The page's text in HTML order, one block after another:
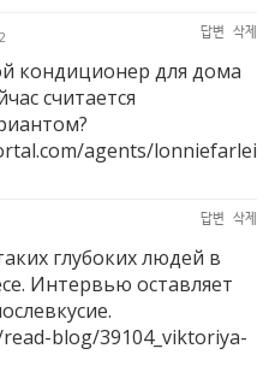
답변 삭제
кондиционер для дома
считается
agents/lonniefarlei
답변 삭제
глубоких людей в
Интервью оставляет
blog/39104_viktoriya-